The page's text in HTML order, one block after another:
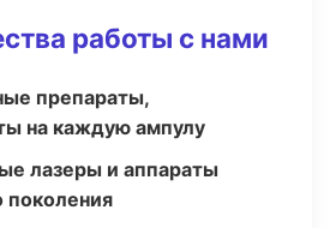
работы с нами
препараты,
на каждую ампулу
лазеры и аппараты
поколения